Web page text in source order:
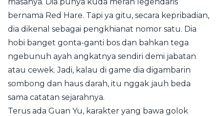
bernama Red Hare. Tapi ya gitu, secara kepribadian,
dia dikenal sebagai pengkhianat nomor satu. Dia
hobi banget gonta-ganti bos dan bahkan tega
ngebunuh ayah angkatnya sendiri demi jabatan
atau cewek. Jadi, kalau di game dia digambarin
sombong dan haus darah, itu nggak jauh beda
sama catatan sejarahnya.
Terus ada Guan Yu, karakter yang bawa golok